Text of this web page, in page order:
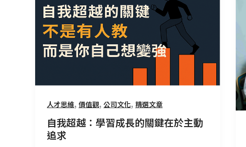
人才思維, 價值觀, 公司文化, 精選文章
自我超越：學習成長的關鍵在於主動
追求
我
超
越：
學
習
長
關
鍵
在